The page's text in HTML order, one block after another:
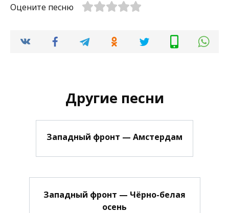
Оцените песню
Другие песни
Западный фронт — Амстердам
Западный фронт — Чёрно-белая
осень